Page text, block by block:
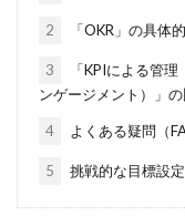
2 「OKR」の具体
3
「KPIによる管
ンゲージメント）」
4 よくある疑問（
5 挑戦的な目標設